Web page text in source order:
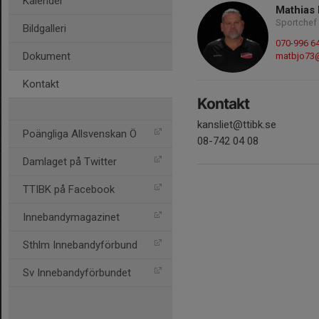
Bildgalleri
Dokument
Kontakt
Poängliga Allsvenskan Ö
Damlaget på Twitter
TTIBK på Facebook
Innebandymagazinet
Sthlm Innebandyförbund
Sv Innebandyförbundet
Mathias
Sportchef
070-996
Kontakt
kansliet@ttibk.se
08-742 04 08